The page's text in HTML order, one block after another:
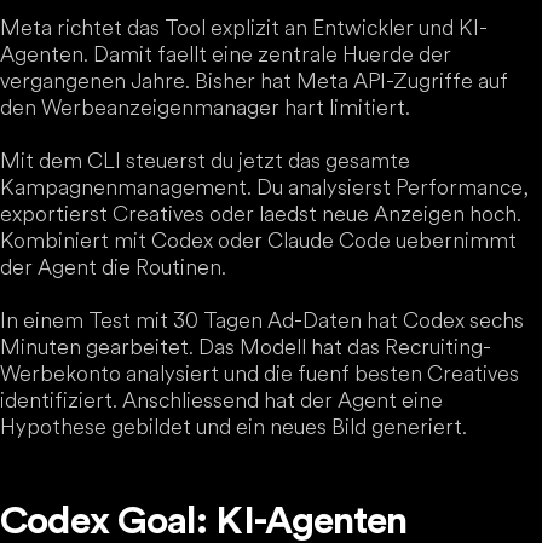
Meta richtet das Tool explizit an Entwickler und KI-
Agenten. Damit faellt eine zentrale Huerde der
vergangenen Jahre. Bisher hat Meta API-Zugriffe auf
den Werbeanzeigenmanager hart limitiert.
Mit dem CLI steuerst du jetzt das gesamte
Kampagnenmanagement. Du analysierst Performance,
exportierst Creatives oder laedst neue Anzeigen hoch.
Kombiniert mit Codex oder Claude Code uebernimmt
der Agent die Routinen.
In einem Test mit 30 Tagen Ad-Daten hat Codex sechs
Minuten gearbeitet. Das Modell hat das Recruiting-
Werbekonto analysiert und die fuenf besten Creatives
identifiziert. Anschliessend hat der Agent eine
Hypothese gebildet und ein neues Bild generiert.
Codex Goal: KI-Agenten